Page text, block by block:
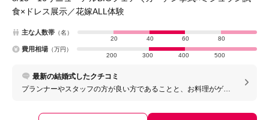
食×ドレス展示／花嫁ALL体験
主な人数帯 （名）
20
40 60 80
費用相場 （万円）
200
300 400 500
最新の結婚式したクチコミ
プランナーやスタッフの方が良い方であることと、お料理がゲス